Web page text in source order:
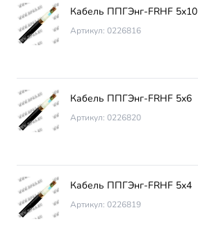
Кабель ППГЭнг-FRHF 5х10
Артикул: 0226816
Кабель ППГЭнг-FRHF 5х6
Артикул: 0226820
Кабель ППГЭнг-FRHF 5х4
Артикул: 0226819